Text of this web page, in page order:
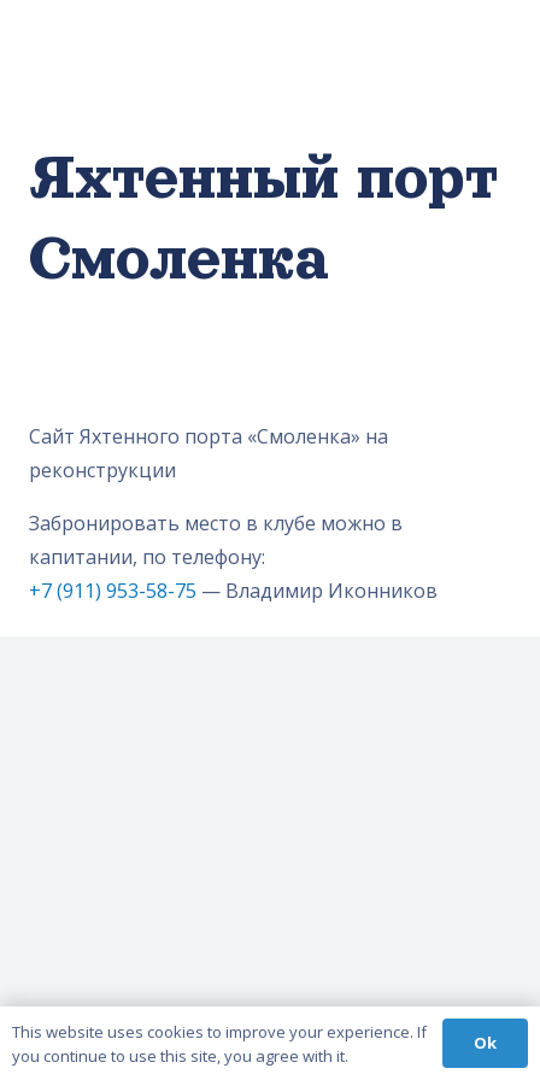
Яхтенный порт
Смоленка
Сайт Яхтенного порта «Смоленка» на
реконструкции
Забронировать место в клубе можно в
капитании, по телефону:
+7 (911) 953-58-75 — Владимир Иконников
This website uses cookies to improve your experience. If
you continue to use this site, you agree with it.
Ok